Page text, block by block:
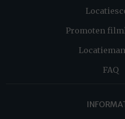
Promoten
FAQ